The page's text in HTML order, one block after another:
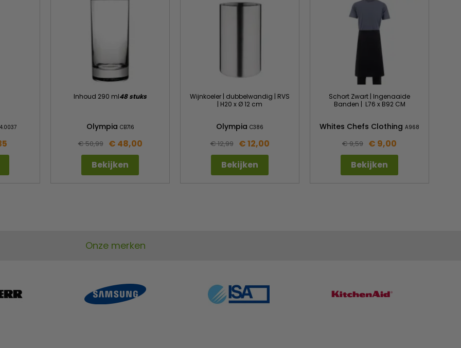
Inhoud 290 ml48 stuks
Olympia CB716
€ 50,99
€ 48,00
Bekijken
Wijnkoeler | dubbelwandig | RVS
| H20 x Ø 12 cm
Olympia C386
€ 12,99
€ 12,00
Bekijken
Schort Zwart | Ingenaaide
Banden | L76 x B92 CM
Whites Chefs Clothing A968
€ 9,59 € 9,00
Bekijken
Onze merken